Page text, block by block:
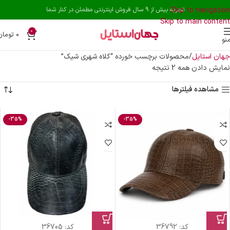
Skip to navigation
Skip to main content
تجربه بیش از 9 سال فروش اینترنتی مطمئن در کنار شما
0 ۰
جهان استایل محصولات برچسب خورده “کلاه شهری شیک”
نمایش دادن همه 2 نتیجه
مشاهده فیلترها
-35%
کد: 36792
-35%
کد: 36705